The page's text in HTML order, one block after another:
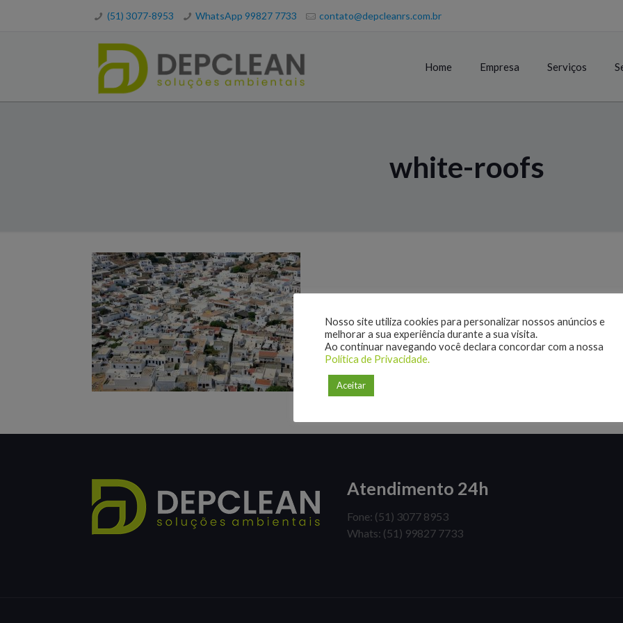
(51) 3077-8953 WhatsApp 99827 7733 contato@depcleanrs.com.br
Home Empresa Serviços
white-roofs
Atendimento 24h
Fone: (51) 3077 8953
Whats: (51) 99827 7733
Nosso site utiliza cookies para personalizar nossos anúncios e
melhorar a sua experiência durante a sua visita.
Ao continuar navegando você declara concordar com a nossa
Política de Privacidade.
Aceitar